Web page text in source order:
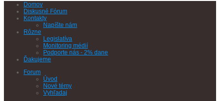
Domov
Diskusné Fórum
Kontakty
Napíšte nám
Rôzne
Legislatíva
Monitoring médií
Podporte nás - 2% dane
Ďakujeme
Forum
Úvod
Nové témy
Vyhľadaj